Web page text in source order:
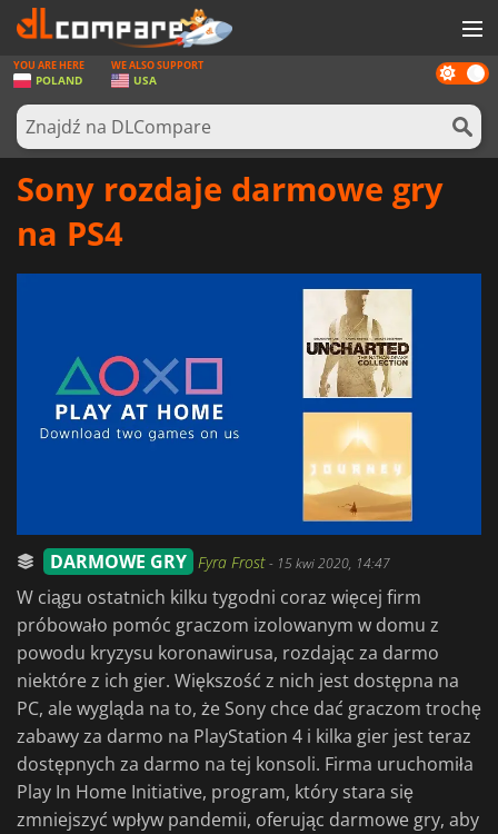
GRY
KARTY DO GIER
OPROGRAMOWANIE
REWARDS
Dark
mode
YOU ARE HERE
POLAND
WE ALSO SUPPORT
USA
Sony rozdaje darmowe gry
na PS4
DARMOWE GRY Fyra Frost- 15 kwi 2020, 14:47
W ciągu ostatnich kilku tygodni coraz więcej firm
próbowało pomóc graczom izolowanym w domu z
powodu kryzysu koronawirusa, rozdając za darmo
niektóre z ich gier. Większość z nich jest dostępna na
PC, ale wygląda na to, że Sony chce dać graczom trochę
zabawy za darmo na PlayStation 4 i kilka gier jest teraz
dostępnych za darmo na tej konsoli. Firma uruchomiła
Play In Home Initiative, program, który stara się
zmniejszyć wpływ pandemii, oferując darmowe gry, aby